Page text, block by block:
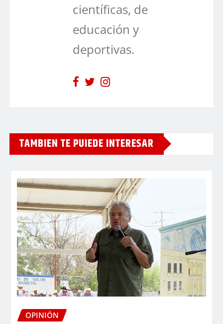
científicas, de
educación y
deportivas.
TAMBIEN TE PUIEDE INTERESAR
OPINIÓN